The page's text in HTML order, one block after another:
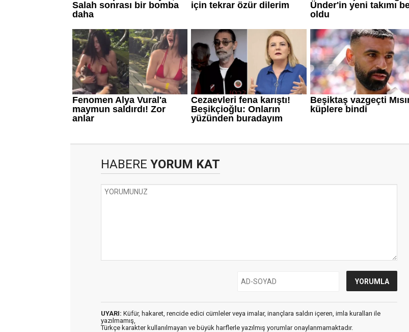
HABERE YORUM KAT
UYARI: Küfür, hakaret, rencide edici cümleler veya imalar, inançlara saldırı içeren, imla kuralları ile
yazılmamış,
Türkçe karakter kullanılmayan ve büyük harflerle yazılmış yorumlar onaylanmamaktadır.